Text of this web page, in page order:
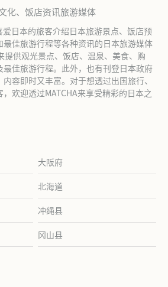
化、饭店资讯旅游媒体
爱日本的旅客介绍日本旅游景点、饭店预
佳旅游行程等各种资讯的日本旅游媒体
提供观光景点、饭店、温泉、美食、购
佳旅游行程。此外，也有刊登日本政府
容即时又丰富。对于想透过出国旅行、
欢迎透过MATCHA来享受精彩的日本之
大阪府
北海道
冲绳县
冈山县